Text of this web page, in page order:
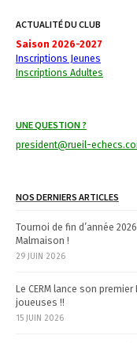
n
a
v
g
t
i
o
n
ACTUALITÉ DU CLUB
Saison 2026-2027
Inscriptions Jeunes
Inscriptions Adultes
UNE QUESTION ?
president@rueil-
NOS DERNIERS ARTICLES
Tournoi de fin d’année
Malmaison !
29 JUIN 2026
Le CERM lance son
joueuses !!
15 JUIN 2026